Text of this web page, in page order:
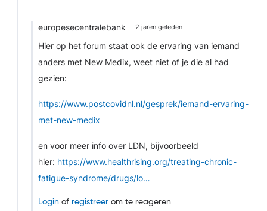
europesecentralebank 2 jaren geleden
Hier op het forum staat ook de ervaring van iemand
anders met New Medix, weet niet of je die al had
gezien:
https://www.postcovidnl.nl/gesprek/iemand-ervaring-
met-new-medix
en voor meer info over LDN, bijvoorbeeld
hier: https://www.healthrising.org/treating-chronic-
fatigue-syndrome/drugs/lo…
Login of registreer om te reageren